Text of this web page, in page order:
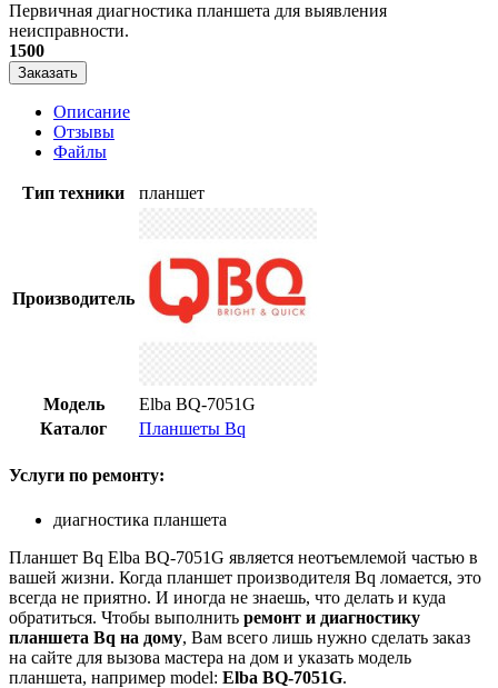
Первичная диагностика планшета для выявления
неисправности.
1500
Заказать
Описание
Отзывы
Файлы
Тип техники планшет
Производитель
Модель
Elba BQ-7051G
Каталог
Планшеты Bq
Услуги по ремонту:
диагностика планшета
Планшет Bq Elba BQ-7051G является неотъемлемой частью в
вашей жизни. Когда планшет производителя Bq ломается, это
всегда не приятно. И иногда не знаешь, что делать и куда
обратиться. Чтобы выполнить ремонт и диагностику
планшета Bq на дому, Вам всего лишь нужно сделать заказ
на сайте для вызова мастера на дом и указать модель
планшета, например model: Elba BQ-7051G.